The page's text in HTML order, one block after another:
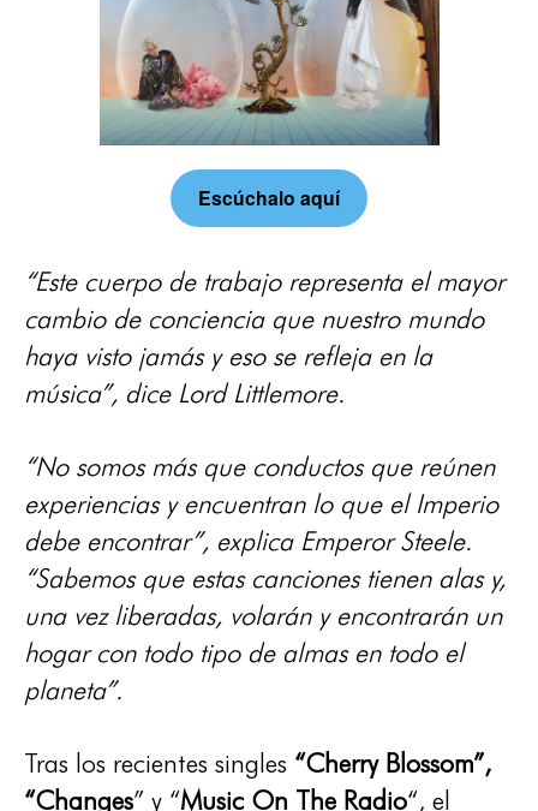
Escúchalo aquí
“Este cuerpo de trabajo representa el mayor
cambio de conciencia que nuestro mundo
haya visto jamás y eso se refleja en la
música”, dice Lord Littlemore.
“No somos más que conductos que reúnen
experiencias y encuentran lo que el Imperio
debe encontrar”, explica Emperor Steele.
“Sabemos que estas canciones tienen alas y,
una vez liberadas, volarán y encontrarán un
hogar con todo tipo de almas en todo el
planeta”.
Tras los recientes singles “Cherry Blossom”,
“Changes” y “Music On The Radio“, el